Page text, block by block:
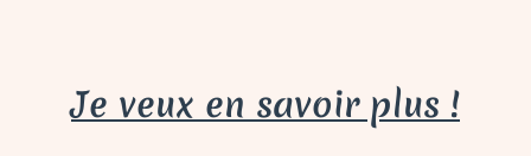
Je veux en savoir plus !